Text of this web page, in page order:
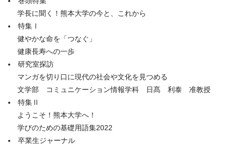
学長に聞く！熊本大学の今と、これから
特集Ⅰ
健やかな命を「つなぐ」
健康長寿への一歩
研究室探訪
マンガを切り口に現代の社会や文化を見つめる
文学部 コミュニケーション情報学科 日髙 利泰 准教授
特集Ⅱ
ようこそ！熊本大学へ！
学びのための基礎用語集2022
卒業生ジャーナル